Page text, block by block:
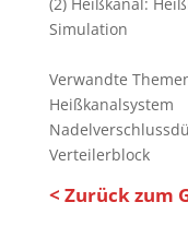
Simulation
Verwandte
Heißkanalsystem
Verteilerblock
< Zurück zum